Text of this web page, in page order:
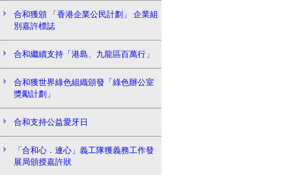
合和獲頒 「香港企業公民計劃」 企業組
別嘉許標誌
合和繼續支持「港島、九龍區百萬行」
合和獲世界綠色組織頒發「綠色辦公室
獎勵計劃」
合和支持公益愛牙日
「合和心．連心」義工隊獲義務工作發
展局頒授嘉許狀